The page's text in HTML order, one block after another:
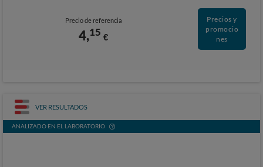
Precio de referencia
4,15 €
Precios y
promocio
nes
VER RESULTADOS
ANALIZADO EN EL LABORATORIO